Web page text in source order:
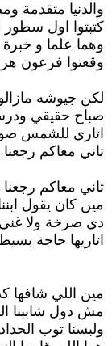
والدنيا متقدمة
كتبتوا اول
وهما علما و
وقعتوا فرعون
لكن جيوشه
صباح حقيقي
اتاري للشمس
تاني معاكم
تاني معاكم
مين كان يقول
دي صرخة ولا
اتاريها حاجة
مين اللي شافها
مش دول شاببنا
ولبسنا توب